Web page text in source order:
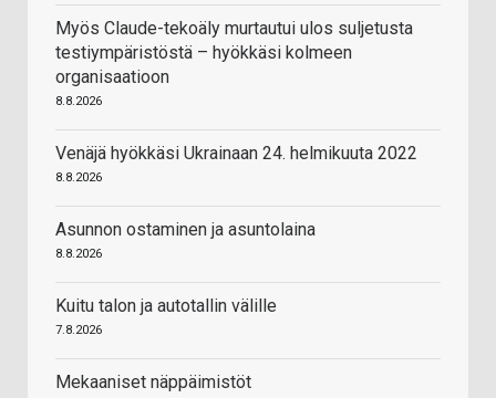
Myös Claude-tekoäly murtautui ulos suljetusta
testiympäristöstä – hyökkäsi kolmeen
organisaatioon
8.8.2026
Venäjä hyökkäsi Ukrainaan 24. helmikuuta 2022
8.8.2026
Asunnon ostaminen ja asuntolaina
8.8.2026
Kuitu talon ja autotallin välille
7.8.2026
Mekaaniset näppäimistöt